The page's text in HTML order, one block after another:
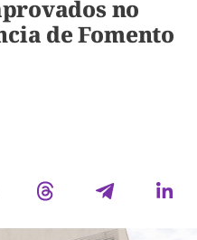
no
de Fomento